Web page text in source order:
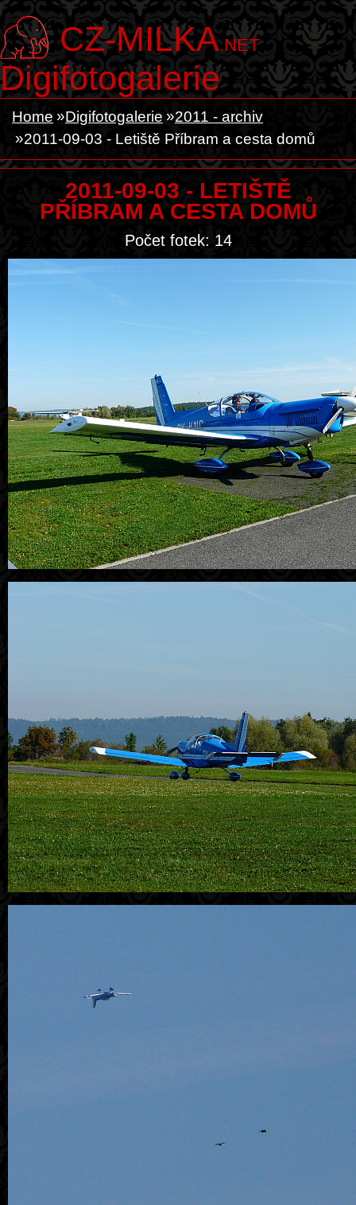
CZ-MILKA.NET
Digifotogalerie
Home Digifotogalerie
2011 - archiv
2011-09-03 - Letiště Příbram a cesta domů
2011-09-03 - LETIŠTĚ
PŘÍBRAM A CESTA DOMŮ
Počet fotek: 14